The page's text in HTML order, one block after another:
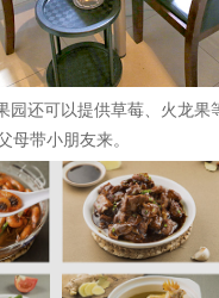
园还可以提供草莓、火龙果
母带小朋友来。